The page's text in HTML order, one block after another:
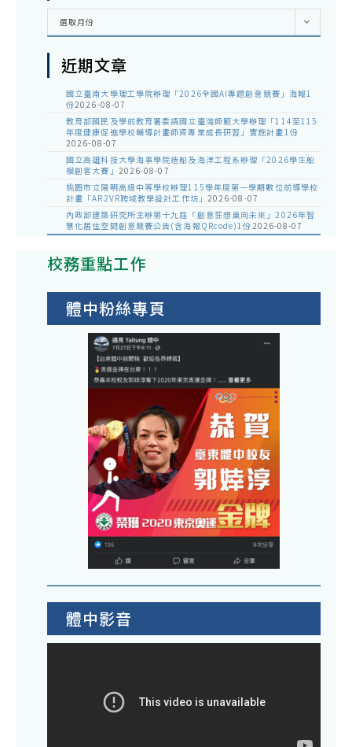
彙
選取月份
近期文章
國立臺南大學理工學院辦理「2026全國AI專題創意競賽」海報1
份2026-08-07
教育部國民及學前教育署委請國立臺灣師範大學辦理「114至115
年度健康促進學校輔導計畫師資專業成長研習」實施計畫1份
2026-08-07
國立高雄科技大學海事學院造船及海洋工程系辦理「2026學生船
模創客大賽」 2026-08-07
桃園市立陽明高級中等學校辦理115學年度第一學期數位前導學校
計畫「AR2VR跨域教學設計工作坊」 2026-08-07
內政部建築研究所主辦第十九屆「創意狂想巢向未來」2026年智
慧化居住空間創意競賽公告(含海報QRcode)1份2026-08-07
校務重點工作
體中粉絲專頁
體中影音